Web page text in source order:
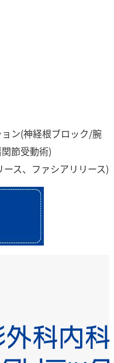
ン(神経根ブロック/腕
節受動術)
ス、ファシアリリース)